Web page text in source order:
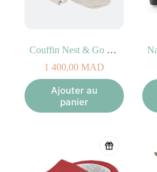
Couffin Nest & Go Sand
1 400,00 MAD
Ajouter au
panier